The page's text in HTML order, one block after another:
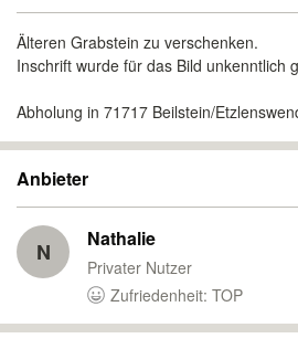
Älteren Grabstein zu verschenken.
Inschrift wurde für das Bild unkenntlich
Abholung in 71717 Beilstein/
Anbieter
N Nathalie
Privater Nutzer
Zufriedenheit: TOP